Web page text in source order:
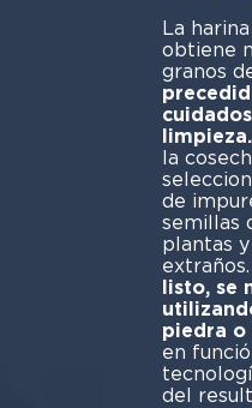
La
obtiene
granos
limpieza.
la
de
semillas
plantas
extraños.
listo, se
piedra o
en
del